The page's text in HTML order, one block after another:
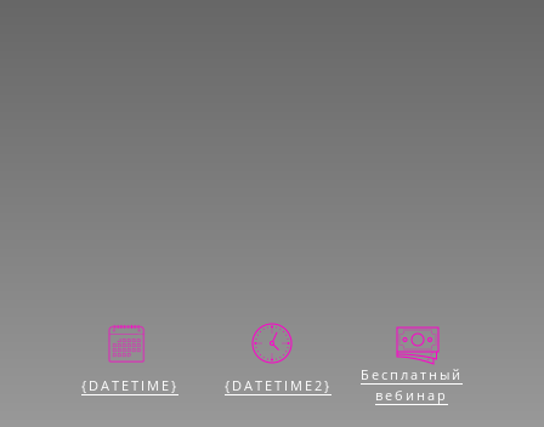
{DATETIME} {DATETIME2}
Бесплатный
вебинар